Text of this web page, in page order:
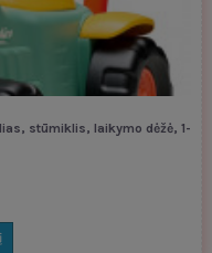
stūmiklis, laikymo dėžė, 1-